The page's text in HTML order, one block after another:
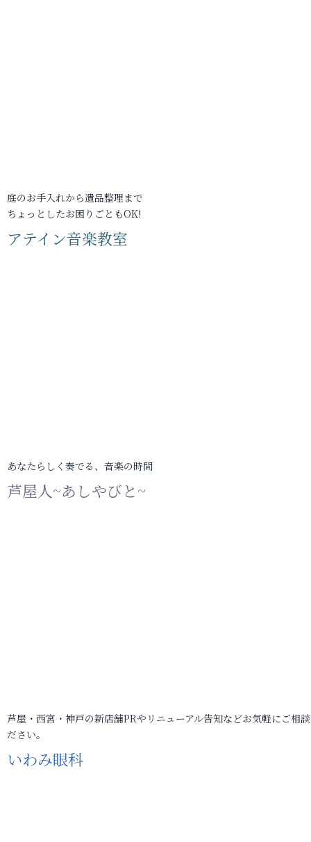
庭のお手入れから遺品整理まで
ちょっとしたお困りごともOK!
アテイン音楽教室
あなたらしく奏でる、音楽の時間
芦屋人~あしやびと~
芦屋・西宮・神戸の新店舗PRやリニューアル告知などお気軽にご相
ださい。
いわみ眼科